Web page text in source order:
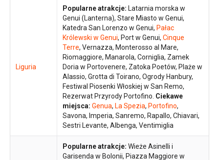
Liguria
Popularne atrakcje: Latarnia morska w
Genui (Lanterna), Stare Miasto w Genui,
Katedra San Lorenzo w Genui, Pałac
Królewski w Genui, Port w Genui, Cinque
Terre, Vernazza, Monterosso al Mare,
Riomaggiore, Manarola, Corniglia, Zamek
Doria w Portovenere, Zatoka Poetów, Plaże w
Alassio, Grotta di Toirano, Ogrody Hanbury,
Festiwal Piosenki Włoskiej w San Remo,
Rezerwat Przyrody Portofino. Ciekawe
miejsca: Genua, La Spezia, Portofino,
Savona, Imperia, Sanremo, Rapallo, Chiavari,
Sestri Levante, Albenga, Ventimiglia
Popularne atrakcje: Wieże Asinelli i
Garisenda w Bolonii, Piazza Maggiore w